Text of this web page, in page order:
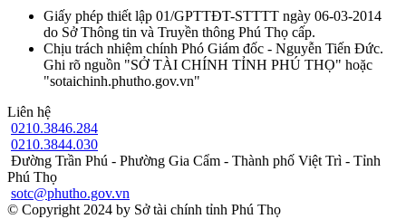
Giấy phép thiết lập 01/GPTTĐT-STTTT ngày 06-03-2014
do Sở Thông tin và Truyền thông Phú Thọ cấp.
Chịu trách nhiệm chính Phó Giám đốc - Nguyễn Tiến Đức.
Ghi rõ nguồn "SỞ TÀI CHÍNH TỈNH PHÚ THỌ" hoặc
"sotaichinh.phutho.gov.vn"
Liên hệ
0210.3846.284
0210.3844.030
Đường Trần Phú - Phường Gia Cẩm - Thành phố Việt Trì - Tỉnh
Phú Thọ
sotc@phutho.gov.vn
© Copyright 2024 by Sở tài chính tỉnh Phú Thọ